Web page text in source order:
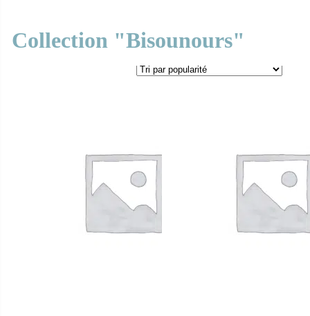
Collection "Bisounours"